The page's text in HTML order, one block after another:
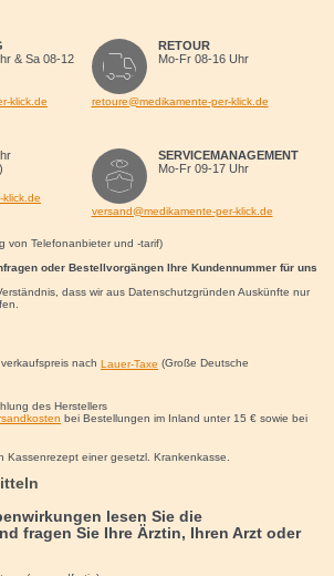
& Sa 08-12
klick.de
klick.de
RETOUR
Mo-Fr 08-16 Uhr
retoure@medikamente-per-klick.de
SERVICEMANAGEMENT
Mo-Fr 09-17 Uhr
versand@medikamente-per-klick.de
von Telefonanbieter und -tarif)
oder Bestellvorgängen Ihre Kundennummer für uns
dass wir aus Datenschutzgründen Auskünfte nur
nach Lauer-Taxe (Große Deutsche
des Herstellers
bei Bestellungen im Inland unter 15 €sowie bei
Kassenrezept einer gesetzl. Krankenkasse.
lesen Sie die
fragen Sie Ihre Ärztin, Ihren Arzt oder